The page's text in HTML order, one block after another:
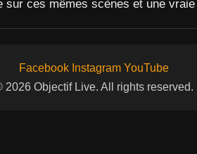
sur ces mêmes scènes et une
Facebook Instagram YouTube
2026 Objectif Live. All rights reserved.